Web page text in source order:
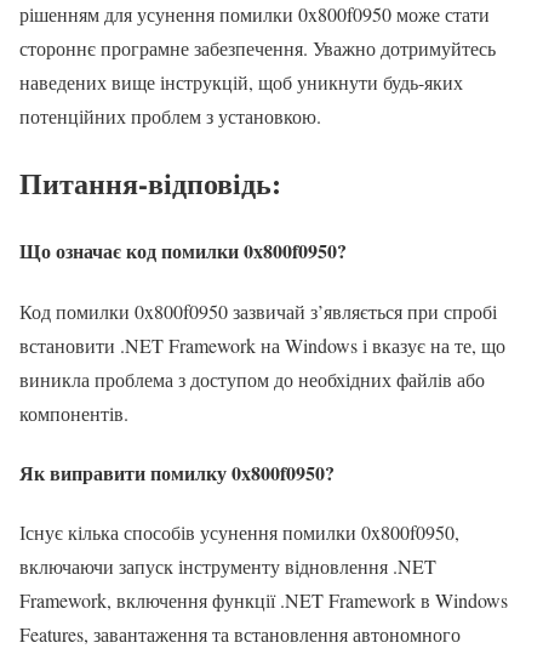
рішенням для усунення помилки 0x800f0950 може стати
стороннє програмне забезпечення. Уважно дотримуйтесь
наведених вище інструкцій, щоб уникнути будь-яких
потенційних проблем з установкою.
Питання-відповідь:
Що означає код помилки 0x800f0950?
Код помилки 0x800f0950 зазвичай з’являється при спробі
встановити .NET Framework на Windows і вказує на те, що
виникла проблема з доступом до необхідних файлів або
компонентів.
Як виправити помилку 0x800f0950?
Існує кілька способів усунення помилки 0x800f0950,
включаючи запуск інструменту відновлення .NET
Framework, включення функції .NET Framework в Windows
Features, завантаження та встановлення автономного